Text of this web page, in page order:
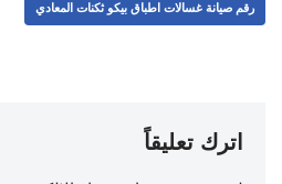
رقم صيانة غسالات اطباق بيكو ثكنات المعادي
اترك تعليقاً